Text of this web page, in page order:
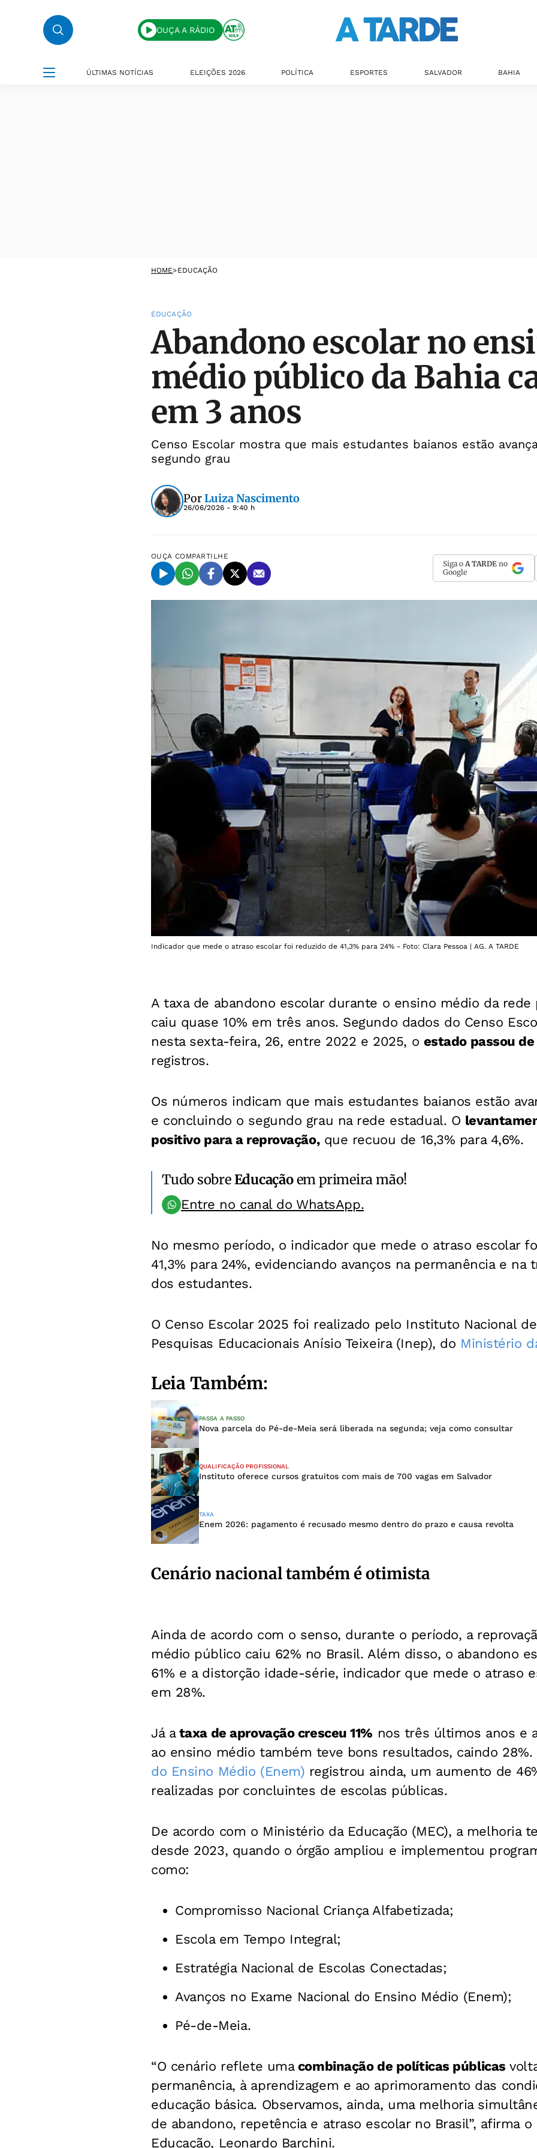
OUÇA A RÁDIO
ÚLTIMAS NOTÍCIAS ELEIÇÕES 2026 POLÍTICA ESPORTES SALVADOR BAHIA
HOME>EDUCAÇÃO
EDUCAÇÃO
Abandono escolar no
médio público da Bahia
em 3 anos
Censo Escolar mostra que mais estudantes baianos estão
segundo grau
PorLuiza Nascimento
26/06/2026 - 9:40 h
OUÇA COMPARTILHE
Siga o A TARDE no
Google
Indicador que mede o atraso escolar foi reduzido de 41,3% para 24% - Foto: Clara Pessoa | AG. A TARDE
A taxa de abandono escolar durante o ensino médio da rede
caiu quase 10% em três anos. Segundo dados do Censo
nesta sexta-feira, 26, entre 2022 e 2025, o estado passou de
registros.
Os números indicam que mais estudantes baianos estão
e concluindo o segundo grau na rede estadual. O
positivo para a reprovação,que recuou de 16,3% para 4,6%.
Tudo sobreEducaçãoem primeira mão!
Entre no canal do WhatsApp.
No mesmo período, o indicador que mede o atraso escolar
41,3% para 24%, evidenciando avanços na permanência e na
dos estudantes.
O Censo Escolar 2025 foi realizado pelo Instituto Nacional
Pesquisas Educacionais Anísio Teixeira (Inep), do Ministério
Leia Também:
PASSA A PASSO
Nova parcela do Pé-de-Meia será liberada na segunda; veja como consultar
QUALIFICAÇÃO PROFISSIONAL
Instituto oferece cursos gratuitos com mais de 700 vagas em Salvador
TAXA
Enem 2026: pagamento é recusado mesmo dentro do prazo e causa revolta
Cenário nacional também é otimista
Ainda de acordo com o senso, durante o período, a
médio público caiu 62% no Brasil. Além disso, o abandono
61% e a distorção idade-série, indicador que mede o atraso
em 28%.
Já ataxa de aprovação cresceu 11% nos três últimos anos e
ao ensino médio também teve bons resultados, caindo 28%.
do Ensino Médio (Enem) registrou ainda, um aumento de
realizadas por concluintes de escolas públicas.
De acordo com o Ministério da Educação (MEC), a melhoria
desde 2023, quando o órgão ampliou e implementou
como:
Compromisso Nacional Criança Alfabetizada;
Escola em Tempo Integral;
Estratégia Nacional de Escolas Conectadas;
Avanços no Exame Nacional do Ensino Médio (Enem);
Pé-de-Meia.
“O cenário reflete umacombinação de políticas públicas
permanência, à aprendizagem e ao aprimoramento das
educação básica. Observamos, ainda, uma melhoria
de abandono, repetência e atraso escolar no Brasil”, afirma
Educação, Leonardo Barchini.